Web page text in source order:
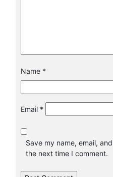
Name *
Email *
Save my name, email,
the next time I comment.